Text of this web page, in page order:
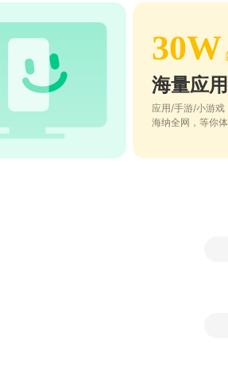
30W
海量应用
应用/手游/小游戏
海纳全网，等你